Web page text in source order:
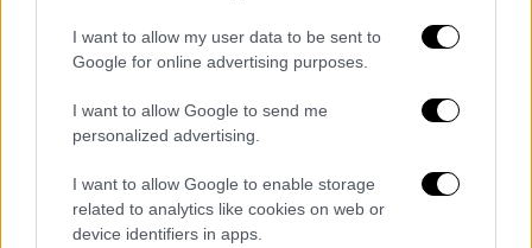
I want to allow my user data to be sent to
Google for online advertising purposes.
I want to allow Google to send me
personalized advertising.
I want to allow Google to enable storage
related to analytics like cookies on web or
device identifiers in apps.
Στην περιοχή επικρατούν άνεμοι εντάσεως
πρώτες πληροφορίες,δεν έχει αναφερθεί
τραυματισμός κανενός εκ των
επιβαινόντων.
Οι αρμόδιες αρχέςδιερευνούν τις συνθήκες